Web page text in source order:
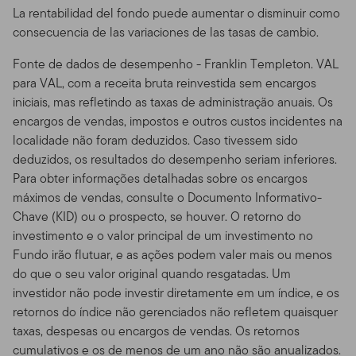
La rentabilidad del fondo puede aumentar o disminuir como
consecuencia de las variaciones de las tasas de cambio.
Fonte de dados de desempenho - Franklin Templeton. VAL
para VAL, com a receita bruta reinvestida sem encargos
iniciais, mas refletindo as taxas de administração anuais. Os
encargos de vendas, impostos e outros custos incidentes na
localidade não foram deduzidos. Caso tivessem sido
deduzidos, os resultados do desempenho seriam inferiores.
Para obter informações detalhadas sobre os encargos
máximos de vendas, consulte o Documento Informativo-
Chave (KID) ou o prospecto, se houver. O retorno do
investimento e o valor principal de um investimento no
Fundo irão flutuar, e as ações podem valer mais ou menos
do que o seu valor original quando resgatadas. Um
investidor não pode investir diretamente em um índice, e os
retornos do índice não gerenciados não refletem quaisquer
taxas, despesas ou encargos de vendas. Os retornos
cumulativos e os de menos de um ano não são anualizados.
limite de capacidade e são usados por muitas pessoas,
você não pode usar o Site de qualquer maneira que
Franklin Templeton , ou qualquer rede conectada a um
servidor da Franklin Templeton. Você não pode usar o
Site de nenhuma forma que possa interferir com o uso
do site por qualquer outra parte.
Meios de Acesso.De forma geral, este site deve ser
visto através de um browser tradicional de web, com
resolução de tela de 640 por 480 pixels ou mais, como
o Netscape Navigator 6.1 ou o Microsoft Internet
Explorer® 5.5. Apesar de você poder usar outros meios
para navegar no Site, tenha em mente que ele pode
não aparecer da forma mais correta através desses
outros métodos de acesso, e você só vai utilizá-los por
sua própria conta e risco. Você é responsável por definir
os padrões de cache de seu navegador de forma a
garantir que você esteja recebendo os dados mais